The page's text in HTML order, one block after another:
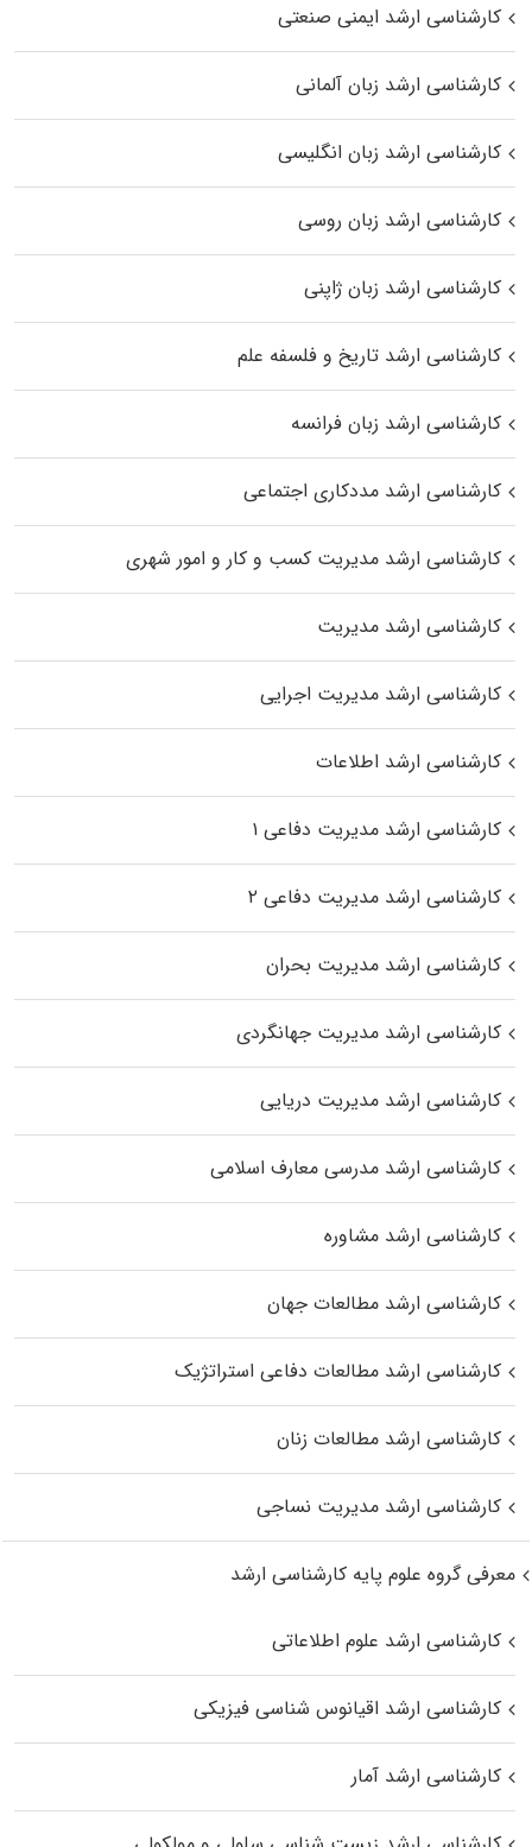
کارشناسی ارشد ایمنی صنعتی
کارشناسی ارشد زبان آلمانی
کارشناسی ارشد زبان انگلیسی
کارشناسی ارشد زبان روسی
کارشناسی ارشد زبان ژاپنی
کارشناسی ارشد تاریخ و فلسفه علم
کارشناسی ارشد زبان فرانسه
کارشناسی ارشد مددکاری اجتماعی
کارشناسی ارشد مدیریت کسب و کار و امور شهری
کارشناسی ارشد مدیریت
کارشناسی ارشد مدیریت اجرایی
کارشناسی ارشد اطلاعات
کارشناسی ارشد مدیریت دفاعی ۱
کارشناسی ارشد مدیریت دفاعی ۲
کارشناسی ارشد مدیریت بحران
کارشناسی ارشد مدیریت جهانگردی
کارشناسی ارشد مدیریت دریایی
کارشناسی ارشد مدرسی معارف اسلامی
کارشناسی ارشد مشاوره
کارشناسی ارشد مطالعات جهان
کارشناسی ارشد مطالعات دفاعی استراتژیک
کارشناسی ارشد مطالعات زنان
کارشناسی ارشد مدیریت نساجی
معرفی گروه علوم پایه کارشناسی ارشد
کارشناسی ارشد علوم اطلاعاتی
کارشناسی ارشد اقیانوس‌ شناسی فیزیکی
کارشناسی ارشد آمار